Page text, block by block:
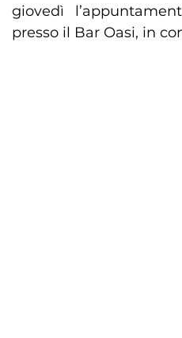
giovedì
presso il Bar Oasi, in